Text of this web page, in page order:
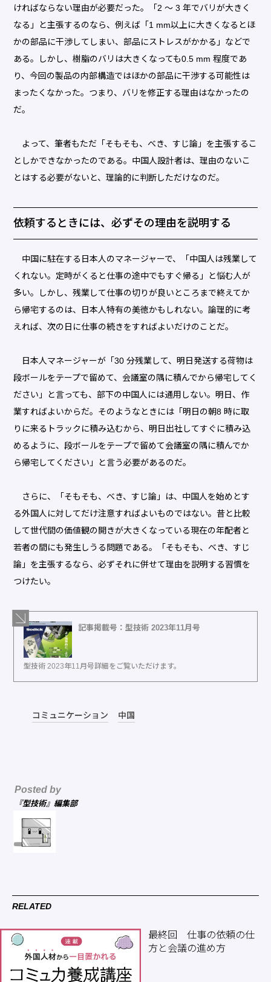
ければならない理由が必要だった。「2 ～ 3 年でバリが大きく
なる」と主張するのなら、例えば「1 mm以上に大きくなるとほ
かの部品に干渉してしまい、部品にストレスがかかる」などで
ある。しかし、樹脂のバリは大きくなっても0.5 mm 程度であ
り、今回の製品の内部構造ではほかの部品に干渉する可能性は
まったくなかった。つまり、バリを修正する理由はなかったの
だ。
よって、筆者もただ「そもそも、べき、すじ論」を主張するこ
としかできなかったのである。中国人設計者は、理由のないこ
とはする必要がないと、理論的に判断しただけなのだ。
依頼するときには、必ずその理由を説明する
中国に駐在する日本人のマネージャーで、「中国人は残業して
くれない。定時がくると仕事の途中でもすぐ帰る」と悩む人が
多い。しかし、残業して仕事の切りが良いところまで終えてか
ら帰宅するのは、日本人特有の美徳かもしれない。論理的に考
えれば、次の日に仕事の続きをすればよいだけのことだ。
日本人マネージャーが「30 分残業して、明日発送する荷物は
段ボールをテープで留めて、会議室の隅に積んでから帰宅してく
ださい」と言っても、部下の中国人には通用しない。明日、作
業すればよいからだ。そのようなときには「明日の朝8 時に取
りに来るトラックに積み込むから、明日出社してすぐに積み込
めるように、段ボールをテープで留めて会議室の隅に積んでか
ら帰宅してください」と言う必要があるのだ。
さらに、「そもそも、べき、すじ論」は、中国人を始めとす
る外国人に対してだけ注意すればよいものではない。昔と比較
して世代間の価値観の開きが大きくなっている現在の年配者と
若者の間にも発生しうる問題である。「そもそも、べき、すじ
論」を主張するなら、必ずそれに併せて理由を説明する習慣を
つけたい。
記事掲載号：型技術 2023年11月号
型技術 2023年11月号詳細をご覧いただけます。
コミュニケーション 中国
Posted by
『型技術』編集部
RELATED
最終回 仕事の依頼の仕
方と会議の進め方